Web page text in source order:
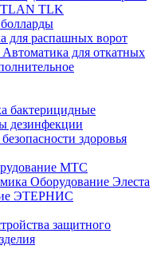
TLK
для распашных ворот
Автоматика для откатных
бактерицидные
дезинфекции
здоровья
МТС
Оборудование Элеста
ЭТЕРНИС
защитного